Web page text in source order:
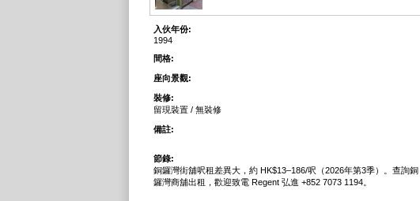
入伙年份:
1994
間格:
座向景觀:
裝修:
留現裝置 / 無裝修
備註:
節錄:
銅鑼灣街舖呎租差異大，約 HK$13–186/呎（2026年第3季）。查詢銅
鑼灣商舖出租，歡迎致電 Regent 弘進 +852 7073 1194。